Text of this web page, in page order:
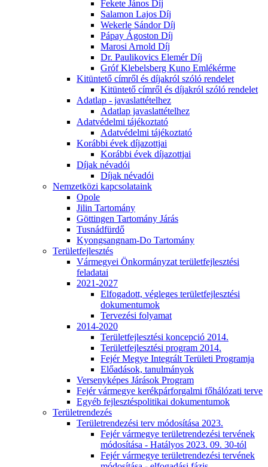
Fekete János Díj
Salamon Lajos Díj
Wekerle Sándor Díj
Pápay Ágoston Díj
Marosi Arnold Díj
Dr. Paulikovics Elemér Díj
Gróf Klebelsberg Kuno Emlékérme
Kitüntető címről és díjakról szóló rendelet
Kitüntető címről és díjakról szóló rendelet
Adatlap - javaslattételhez
Adatlap javaslattételhez
Adatvédelmi tájékoztató
Adatvédelmi tájékoztató
Korábbi évek díjazottjai
Korábbi évek díjazottjai
Díjak névadói
Díjak névadói
Nemzetközi kapcsolataink
Opole
Jilin Tartomány
Göttingen Tartomány Járás
Tusnádfürdő
Kyongsangnam-Do Tartomány
Területfejlesztés
Vármegyei Önkormányzat területfejlesztési
feladatai
2021-2027
Elfogadott, végleges területfejlesztési
dokumentumok
Tervezési folyamat
2014-2020
Területfejlesztési koncepció 2014.
Területfejlesztési program 2014.
Fejér Megye Integrált Területi Programja
Előadások, tanulmányok
Versenyképes Járások Program
Fejér vármegye kerékpárforgalmi főhálózati terve
Egyéb fejlesztéspolitikai dokumentumok
Területrendezés
Területrendezési terv módosítása 2023.
Fejér vármegye területrendezési tervének
módosítása - Hatályos 2023. 09. 30-tól
Fejér vármegye területrendezési tervének